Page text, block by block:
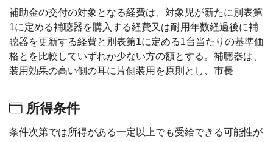
補助金の交付の対象となる経費は、対象児が新たに別表第
1に定める補聴器を購入する経費又は耐用年数経過後に補
聴器を更新する経費と別表第1に定める1台当たりの基準価
格とを比較していずれか少ない方の額とする。補聴器は、
装用効果の高い側の耳に片側装用を原則とし、市長
所得条件
条件次第では所得がある一定以上でも受給できる可能性が